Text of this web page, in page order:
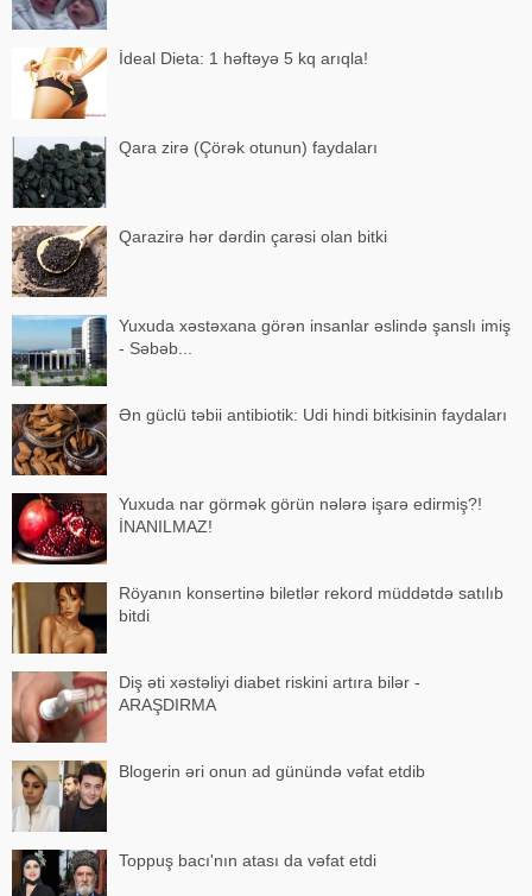
İdeal Dieta: 1 həftəyə 5 kq arıqla!
Qara zirə (Çörək otunun) faydaları
Qarazirə hər dərdin çarəsi olan bitki
Yuxuda xəstəxana görən insanlar əslində şanslı imiş
- Səbəb...
Ən güclü təbii antibiotik: Udi hindi bitkisinin faydaları
Yuxuda nar görmək görün nələrə işarə edirmiş?!
İNANILMAZ!
Röyanın konsertinə biletlər rekord müddətdə satılıb
bitdi
Diş əti xəstəliyi diabet riskini artıra bilər -
ARAŞDIRMA
Blogerin əri onun ad günündə vəfat etdib
Toppuş bacı'nın atası da vəfat etdi